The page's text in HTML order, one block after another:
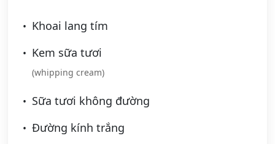
Khoai lang tím
Kem sữa tươi
(whipping cream)
Sữa tươi không đường
Đường kính trắng